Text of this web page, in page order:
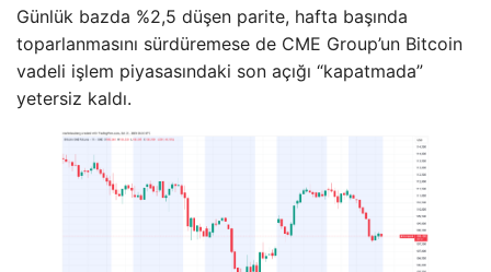
Günlük bazda %2,5 düşen parite, hafta başında
toparlanmasını sürdüremese de CME Group’un Bitcoin
vadeli işlem piyasasındaki son açığı “kapatmada”
yetersiz kaldı.